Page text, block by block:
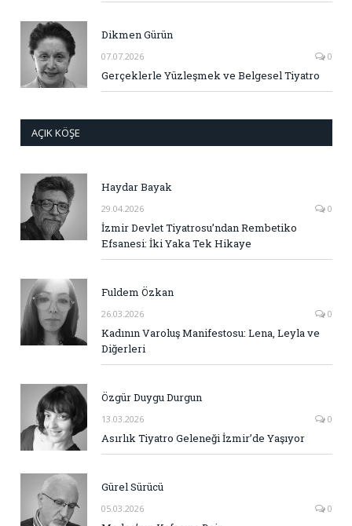
Dikmen Gürün
07.07.2026 0
Gerçeklerle Yüzleşmek ve Belgesel Tiyatro
AÇIK KÖŞE
Haydar Bayak
29.04.2026 0
İzmir Devlet Tiyatrosu’ndan Rembetiko
Efsanesi: İki Yaka Tek Hikaye
Fuldem Özkan
26.03.2026 0
Kadının Varoluş Manifestosu: Lena, Leyla ve
Diğerleri
Özgür Duygu Durgun
13.03.2026 0
Asırlık Tiyatro Geleneği İzmir’de Yaşıyor
Gürel Sürücü
05.03.2026 0